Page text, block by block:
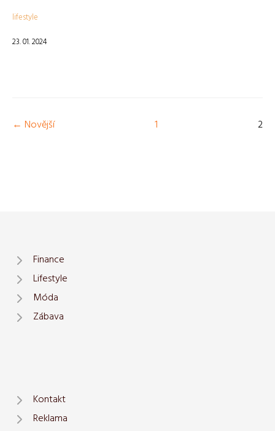
lifestyle
23. 01. 2024
← Novější 1 2
Finance
Lifestyle
Móda
Zábava
Kontakt
Reklama